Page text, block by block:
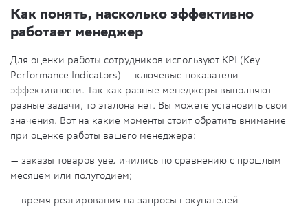
Как понять, насколько эффективно
работает менеджер
Для оценки работы сотрудников используют KPI (Key
Performance Indicators) — ключевые показатели
эффективности. Так как разные менеджеры выполняют
разные задачи, то эталона нет. Вы можете установить свои
значения. Вот на какие моменты стоит обратить внимание
при оценке работы вашего менеджера:
— заказы товаров увеличились по сравнению с прошлым
месяцем или полугодием;
— время реагирования на запросы покупателей